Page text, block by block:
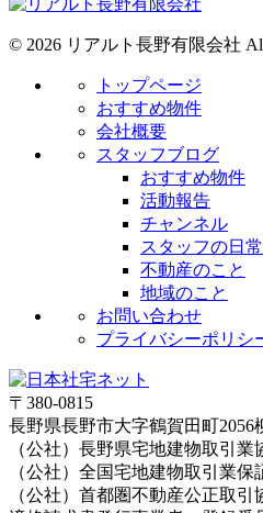
© 2026 リアルト長野有限会社 All
トップページ
おすすめ物件
会社概要
スタッフブログ
おすすめ物件
活動報告
チャンネル
スタッフの日常
不動産のこと
地域のこと
お問い合わせ
プライバシーポリシ
〒380-0815
長野県長野市大字鶴賀田町2056
（公社）長野県宅地建物取引業
（公社）全国宅地建物取引業保
（公社）首都圏不動産公正取引